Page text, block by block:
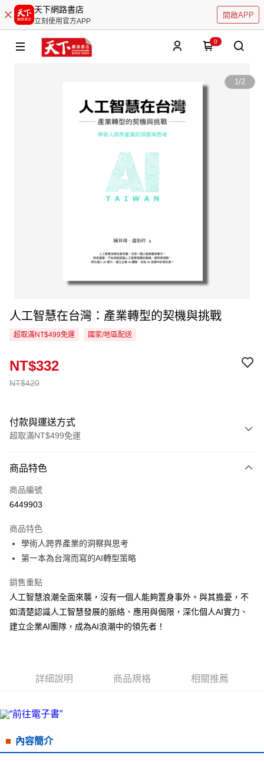
天下網路書店
立刻使用官方APP
開啟APP
0
1/2
人工智慧在台灣：產業轉型的契機與挑戰
超取滿NT$499免運 國家/地區配送
NT$420
NT$332
付款與運送方式
超取滿NT$499免運
信用卡一次付款
超商取貨付款
Apple Pay
街口支付
悠遊付
ATM付款
每筆NT$50，滿NT$499(含以上)免運費
每筆NT$60，滿NT$799(含以上)免運費
商品特色
商品編號
6449903
商品特色
學術人跨界產業的洞察與思考
第一本為台灣而寫的AI轉型策略
銷售重點
人工智慧浪潮全面來襲，沒有一個人能夠置身事外。與其擔憂，不
如清楚認識人工智慧發展的脈絡、應用與侷限，深化個人AI實力、
建立企業AI團隊，成為AI浪潮中的領先者！
詳細說明 商品規格 相關推薦
內容簡介